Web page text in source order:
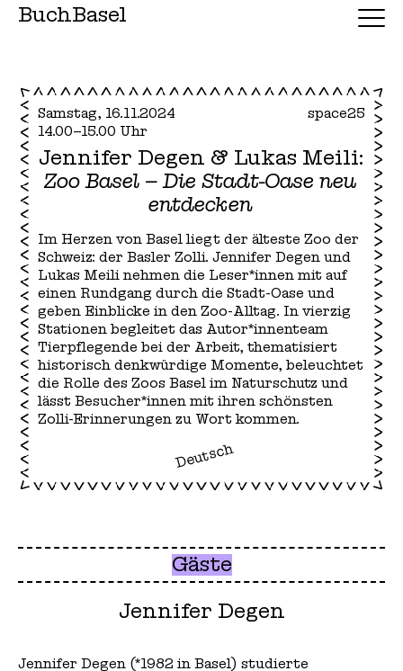
BuchBasel
Samstag, 16.11.2024
14.00–15.00 Uhr
space25
Jennifer Degen & Lukas Meili:
Zoo Basel – Die Stadt-Oase neu
entdecken
Im Herzen von Basel liegt der älteste Zoo der
Schweiz: der Basler Zolli. Jennifer Degen und
Lukas Meili nehmen die Leser*innen mit auf
einen Rundgang durch die Stadt-Oase und
geben Einblicke in den Zoo-Alltag. In vierzig
Stationen begleitet das Autor*innenteam
Tierpflegende bei der Arbeit, thematisiert
historisch denkwürdige Momente, beleuchtet
die Rolle des Zoos Basel im Naturschutz und
lässt Besucher*innen mit ihren schönsten
Zolli-Erinnerungen zu Wort kommen.
Deutsch
Gäste
Jennifer Degen
Jennifer Degen (*1982 in Basel) studierte